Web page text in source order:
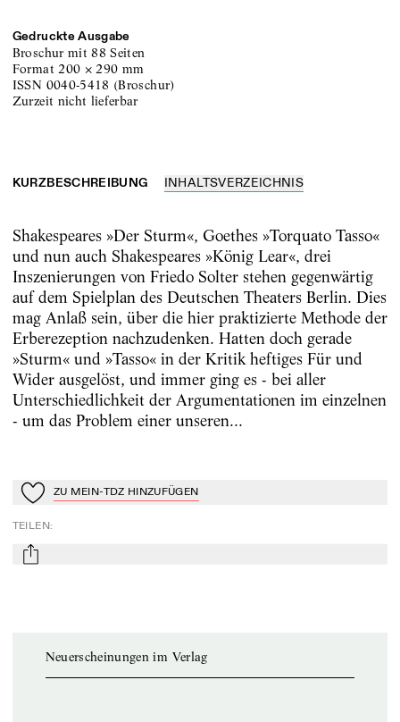
Gedruckte Ausgabe
Broschur mit 88 Seiten
Format200 ×290 mm
ISSN 0040-5418 (Broschur)
zurzeit nicht lieferbar
KURZBESCHREIBUNG INHALTSVERZEICHNIS
Shakespeares »Der Sturm«, Goethes »Torquato Tasso«
und nun auch Shakespeares »König Lear«, drei
Inszenierungen von Friedo Solter stehen gegenwärtig
auf dem Spielplan des Deutschen Theaters Berlin. Dies
mag Anlaß sein, über die hier praktizierte Methode der
Erberezeption nachzudenken. Hatten doch gerade
»Sturm« und »Tasso« in der Kritik heftiges Für und
Wider ausgelöst, und immer ging es - bei aller
Unterschiedlichkeit der Argumentationen im einzelnen
- um das Problem einer unseren...
Zu Mein-TdZ hinzufügen
ZU MEIN-TDZ HINZUFÜGEN
TEILEN:
mail
Neuerscheinungen im Verlag